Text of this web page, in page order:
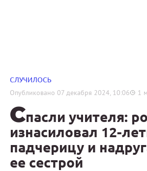
СЛУЧИЛОСЬ
Опубликовано 07 декабря 2024, 10:06 1
Спасли учителя:
изнасиловал 12-
падчерицу и
ее сестрой